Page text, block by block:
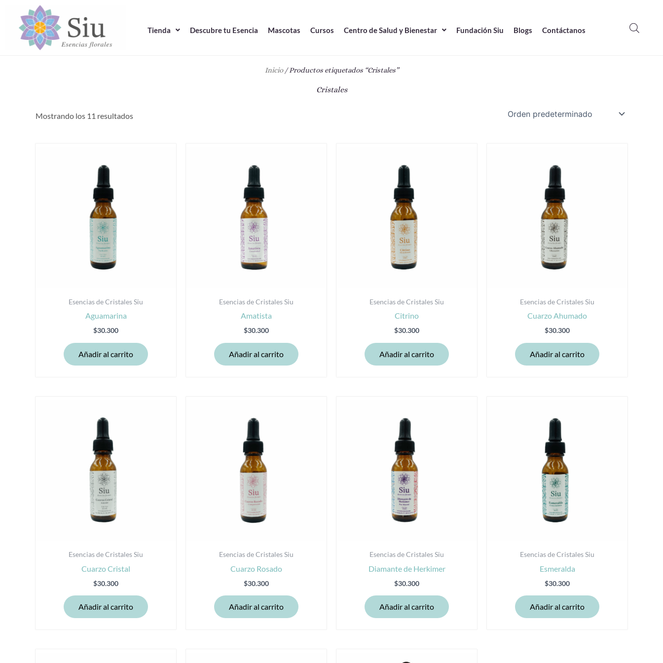
contenido
Tienda Descubre tu Esencia Mascotas Cursos Centro de Salud y Bienestar Fundación Siu Blogs Contáctanos
Inicio/ Productos etiquetados “Cristales”
Cristales
Mostrando los 11 resultados
Esencias de Cristales Siu
Aguamarina
$30.300
Añadir al carrito
Esencias de Cristales Siu
Amatista
$30.300
Añadir al carrito
Esencias de Cristales Siu
Citrino
$30.300
Añadir al carrito
Esencias de Cristales Siu
Cuarzo Ahumado
$30.300
Añadir al carrito
Esencias de Cristales Siu
Cuarzo Cristal
$30.300
Añadir al carrito
Esencias de Cristales Siu
Cuarzo Rosado
$30.300
Añadir al carrito
Esencias de Cristales Siu
Diamante de Herkimer
$30.300
Añadir al carrito
Esencias de Cristales Siu
Esmeralda
$30.300
Añadir al carrito